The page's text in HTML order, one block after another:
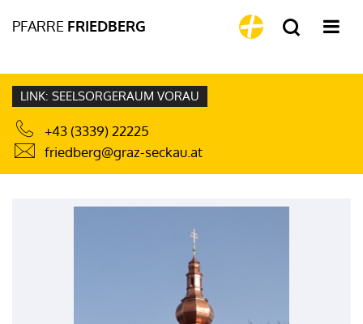
PFARRE FRIEDBERG
LINK: SEELSORGERAUM VORAU
+43 (3339) 22225
friedberg@graz-seckau.at